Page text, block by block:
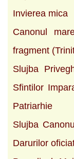
Invierea mica
Canonul
fragment
Slujba
Sfintilor
Patriarhie
Slujba
Darurilor